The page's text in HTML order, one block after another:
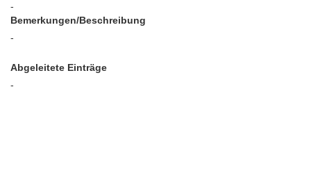
-
Bemerkungen/Beschreibung
-
Abgeleitete Einträge
-